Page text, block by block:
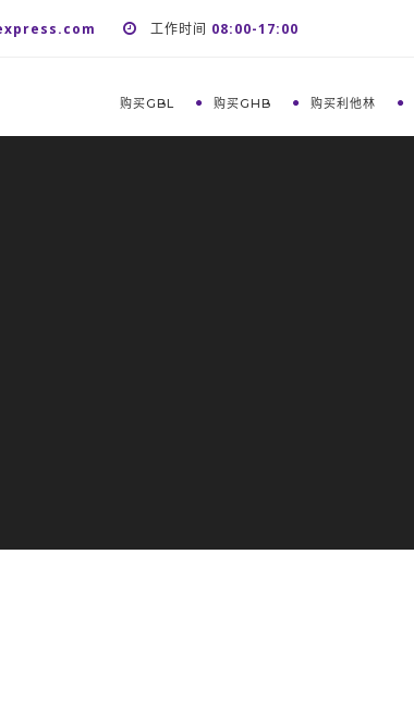
工作时间 08:00-17:00
购买GBL 购买GHB 购买利他林